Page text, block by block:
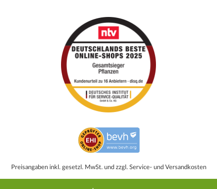
Preisangaben inkl. gesetzl. MwSt. und zzgl. Service- und Versandkosten